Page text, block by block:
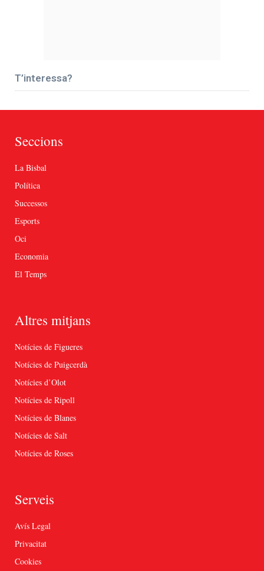
T’interessa?
Seccions
La Bisbal
Política
Successos
Esports
Oci
Economia
El Temps
Altres mitjans
Notícies de Figueres
Notícies de Puigcerdà
Notícies d’Olot
Notícies de Ripoll
Notícies de Blanes
Notícies de Salt
Notícies de Roses
Serveis
Avís Legal
Privacitat
Cookies